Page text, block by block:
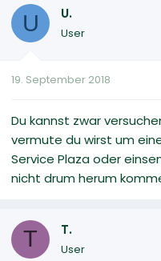
U U.
User
19. September 2018
Du kannst zwar
vermute du wirst um
Service Plaza oder
nicht drum herum
T T.
User